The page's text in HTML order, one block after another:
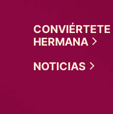
CONVIÉRTETE
HERMANA
NOTICIAS